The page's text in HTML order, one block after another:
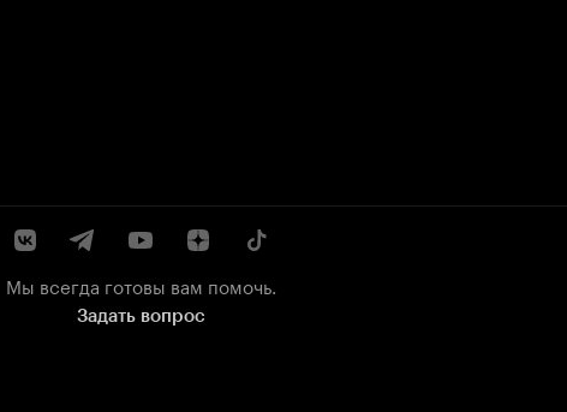
Мы всегда готовы вам помочь.
Задать вопрос